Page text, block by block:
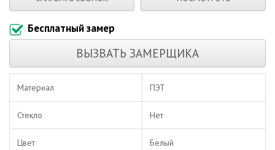
Бесплатный замер
ВЫЗВАТЬ ЗАМЕРЩИКА
Материал ПЭТ
Стекло Нет
Цвет Белый